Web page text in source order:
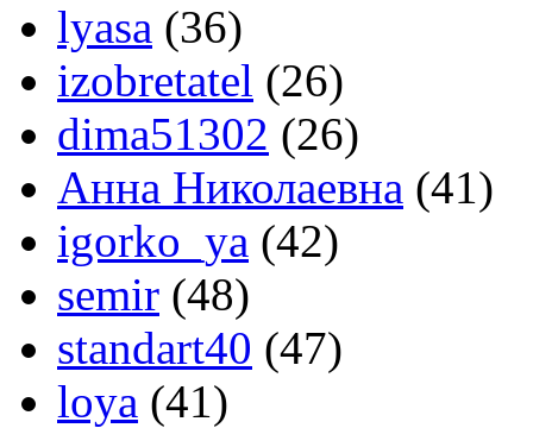
lyasa (36)
izobretatel (26)
dima51302 (26)
Анна Николаевна (41)
igorko_ya (42)
semir (48)
standart40 (47)
loya (41)